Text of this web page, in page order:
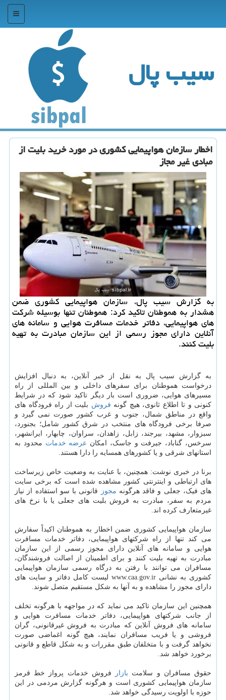
منو
سیب پال
اخطار سازمان هواپیمایی کشوری در مورد خرید بلیت از
مبادی غیر مجاز
به گزارش سیب پال، سازمان هواپیمایی کشوری ضمن
هشدار به هموطنان تاکید کرد: هموطنان تنها بوسیله شرکت
های هواپیمایی، دفاتر خدمات مسافرت هوایی و سامانه های
آنلاین دارای مجوز رسمی از این سازمان مبادرت به تهیه
بلیت کنند.
به گزارش سیب پال به نقل از خبر آنلاین، به دنبال افزایش
درخواست هموطنان برای سفرهای داخلی و بین المللی از راه
مسیرهای هوایی، ضروری است بار دیگر تاکید شود که در شرایط
کنونی و تا اطلاع ثانوی، هیچ گونه فروش بلیت از راه فرودگاه های
واقع در مناطق شمال، جنوب و غرب کشور صورت نمی گیرد و
صرفا برخی فرودگاه های منتخب در شرق کشور شامل؛ بجنورد،
سبزوار، مشهد، بیرجند، زابل، زاهدان، سراوان، چابهار، ایرانشهر،
سرخس، گناباد، جیرفت و جاسک، امکان عرضه خدمات محدود به
استانهای شرقی و یا کشورهای همسایه را دارا هستند.
برنا در خبری نوشت: همچنین، با عنایت به وضعیت خاص زیرساخت
های ارتباطی و اینترنتی کشور مشاهده شده است که برخی سایت
های فیک، جعلی و فاقد هرگونه مجوز
قانونی با سو استفاده از نیاز
مردم به سفر، مبادرت به فروش بلیت های جعلی یا با نرخ های
غیرمتعارف کرده اند.
سازمان هواپیمایی کشوری ضمن اخطار به هموطنان اکیداً سفارش
می کند تنها از راه شرکتهای هواپیمایی، دفاتر خدمات مسافرت
هوایی و سامانه های آنلاین دارای مجوز رسمی از این سازمان
مبادرت به تهیه بلیت کنند و برای اطمینان از اصالت فروشندگان،
مسافران می توانند با رفتن به درگاه رسمی سازمان هواپیمایی
کشوری به نشانی www.caa.gov.ir لیست کامل دفاتر و سایت های
دارای مجوز را مشاهده و به آنها به شکل مستقیم متصل شوند.
همچنین این سازمان تاکید می نماید که در مواجهه با هرگونه تخلف
از جانب شرکتهای هواپیمایی، دفاتر خدمات مسافرت هوایی و
سامانه های فروش آنلاین که مبادرت به فروش غیرقانونی، گران
فروشی و یا فریب مسافران نمایند، هیچ گونه اغماضی صورت
نخواهد گرفت و با متخلفان طبق مقررات و به شکل قاطع و قانونی
برخورد خواهد شد.
حقوق مسافران و سلامت بازار
فروش خدمات پرواز خط قرمز
سازمان هواپیمایی کشوری است و هرگونه گزارش مردمی در این
حوزه با اولویت رسیدگی خواهد شد.